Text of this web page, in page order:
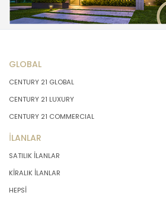
GLOBAL
CENTURY 21 GLOBAL
CENTURY 21 LUXURY
CENTURY 21 COMMERCIAL
İLANLAR
SATILIK İLANLAR
KİRALIK İLANLAR
HEPSİ